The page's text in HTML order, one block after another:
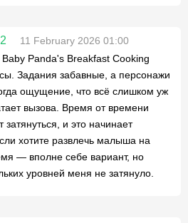
11 February 2026 01:00
Panda's Breakfast Cooking
Задания забавные, а персонажи
ощущение, что всё слишком уж
вызова. Время от времени
затянуться, и это начинает
хотите развлечь малыша на
— вполне себе вариант, но
уровней меня не затянуло.